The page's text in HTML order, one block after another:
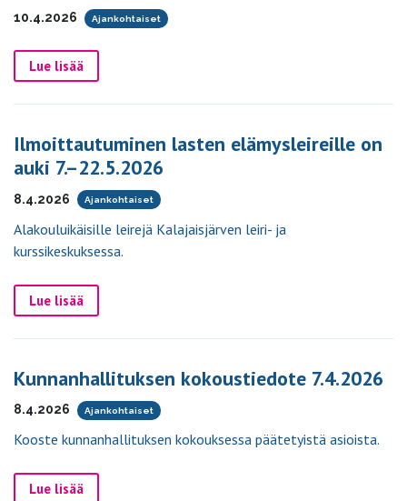
10.4.2026 Ajankohtaiset
Lue lisää
Ilmoittautuminen lasten elämysleireille on
auki 7.–22.5.2026
8.4.2026 Ajankohtaiset
Alakouluikäisille leirejä Kalajaisjärven leiri- ja
kurssikeskuksessa.
Lue lisää
Kunnanhallituksen kokoustiedote 7.4.2026
8.4.2026 Ajankohtaiset
Kooste kunnanhallituksen kokouksessa päätetyistä asioista.
Lue lisää